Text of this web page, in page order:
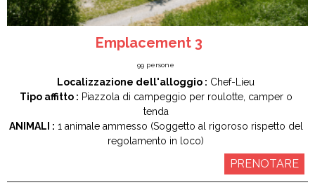
Emplacement 3
99 persone
Localizzazione dell'alloggio : Chef-Lieu
Tipo affitto : Piazzola di campeggio per roulotte, camper o
tenda
ANIMALI : 1 animale ammesso (Soggetto al rigoroso rispetto del
regolamento in loco)
PRENOTARE